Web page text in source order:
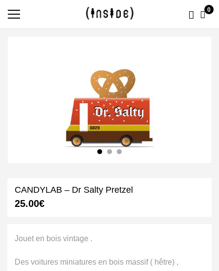
0
CANDYLAB – Dr Salty Pretzel
25.00€
Jouet en bois vintage .
Des voitures miniatures en bois massif ( hêtre) ,